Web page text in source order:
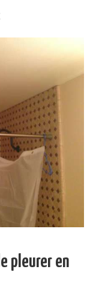
pleurer en